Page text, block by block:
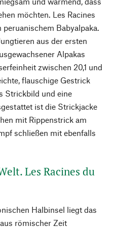
möchten. Les Racines
Babyalpaka.
aus der ersten
Alpakas
zwischen 20,1 und
flauschige Gestrick
Strickbild und eine
ist die Strickjacke
mit Rippenstrick am
schließen mit ebenfalls
Les Racines du
Halbinsel liegt das
römischer Zeit